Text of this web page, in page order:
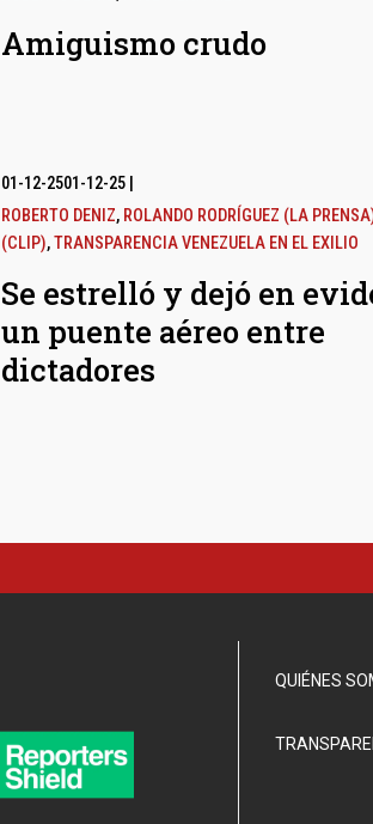
Amiguismo crudo
01-12-2501-12-25
ROBERTO DENIZ, ROLANDO RODRÍGUEZ (LA
(CLIP),TRANSPARENCIA VENEZUELA EN EL EXILIO
Se estrelló y dejó en
un puente aéreo entre
dictadores
QUIÉNES